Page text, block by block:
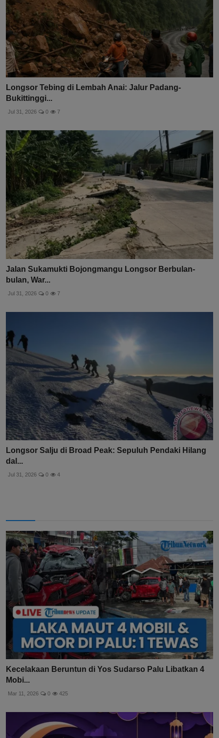
Longsor Tebing di Lembah Anai: Jalur Padang-
Bukittinggi...
Jul 31, 2026 0 7
Jalan Sukamukti Bojongmangu Longsor Berbulan-
bulan, War...
Jul 31, 2026 0 7
Longsor Salju di Broad Peak: Sepuluh Pendaki Hilang
dal...
Jul 31, 2026 0 4
Kecelakaan Beruntun di Yos Sudarso Palu Libatkan 4
Mobi...
Mar 11, 2026 0 425